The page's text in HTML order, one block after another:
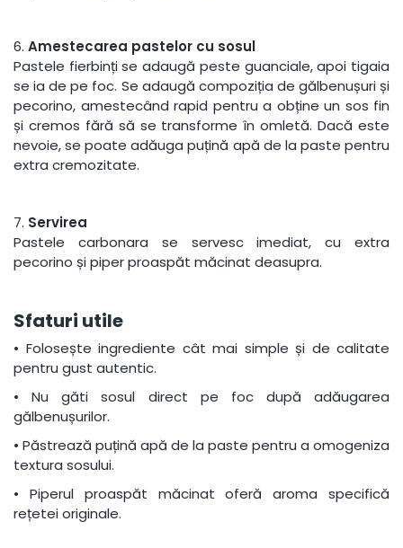
6. Amestecarea pastelor cu sosul
Pastele fierbinți se adaugă peste guanciale, apoi tigaia
se ia de pe foc. Se adaugă compoziția de gălbenușuri și
pecorino, amestecând rapid pentru a obține un sos fin
și cremos fără să se transforme în omletă. Dacă este
nevoie, se poate adăuga puțină apă de la paste pentru
extra cremozitate.
7. Servirea
Pastele carbonara se servesc imediat, cu extra
pecorino și piper proaspăt măcinat deasupra.
Sfaturi utile
• Folosește ingrediente cât mai simple și de calitate
pentru gust autentic.
•
Nu găti sosul direct pe foc după adăugarea
gălbenușurilor.
• Păstrează puțină apă de la paste pentru a omogeniza
textura sosului.
•
Piperul proaspăt măcinat oferă aroma specifică
rețetei originale.